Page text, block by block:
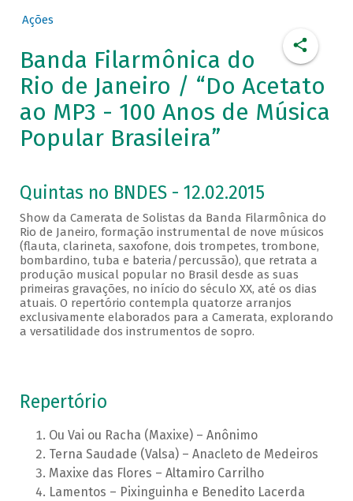
Ações
Banda Filarmônica do
Rio de Janeiro / “Do Acetato
ao MP3 - 100 Anos de Música
Popular Brasileira”
Quintas no BNDES - 12.02.2015
Show da Camerata de Solistas da Banda Filarmônica do
Rio de Janeiro, formação instrumental de nove músicos
(flauta, clarineta, saxofone, dois trompetes, trombone,
bombardino, tuba e bateria/percussão), que retrata a
produção musical popular no Brasil desde as suas
primeiras gravações, no início do século XX, até os dias
atuais. O repertório contempla quatorze arranjos
exclusivamente elaborados para a Camerata, explorando
a versatilidade dos instrumentos de sopro.
Repertório
Ou Vai ou Racha (Maxixe) – Anônimo
Terna Saudade (Valsa) – Anacleto de Medeiros
Maxixe das Flores – Altamiro Carrilho
Lamentos – Pixinguinha e Benedito Lacerda